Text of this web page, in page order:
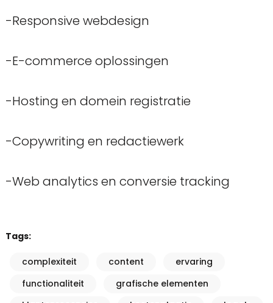
-Responsive webdesign
-E-commerce oplossingen
-Hosting en domein registratie
-Copywriting en redactiewerk
-Web analytics en conversie tracking
Tags:
complexiteit content
ervaring
functionaliteit
grafische elementen